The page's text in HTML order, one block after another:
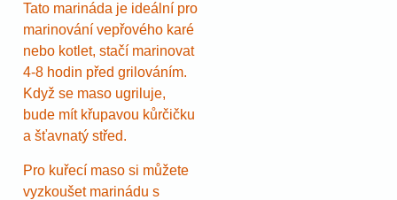
Tato marináda je ideální pro
marinování vepřového karé
nebo kotlet, stačí marinovat
4-8 hodin před grilováním.
Když se maso ugriluje,
bude mít křupavou kůrčičku
a šťavnatý střed.
Pro kuřecí maso si můžete
vyzkoušet marinádu s